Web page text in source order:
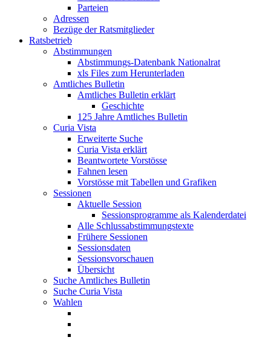
Parteien
Adressen
Bezüge der Ratsmitglieder
Ratsbetrieb
Abstimmungen
Abstimmungs-Datenbank Nationalrat
xls Files zum Herunterladen
Amtliches Bulletin
Amtliches Bulletin erklärt
Geschichte
125 Jahre Amtliches Bulletin
Curia Vista
Erweiterte Suche
Curia Vista erklärt
Beantwortete Vorstösse
Fahnen lesen
Vorstösse mit Tabellen und Grafiken
Sessionen
Aktuelle Session
Sessionsprogramme als Kalenderdatei
Alle Schlussabstimmungstexte
Frühere Sessionen
Sessionsdaten
Sessionsvorschauen
Übersicht
Suche Amtliches Bulletin
Suche Curia Vista
Wahlen